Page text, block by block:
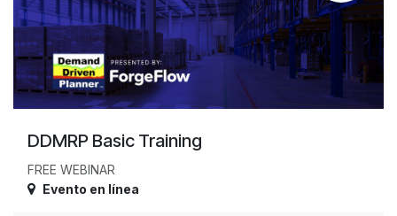
DDMRP Basic Training
FREE WEBINAR
Evento en línea